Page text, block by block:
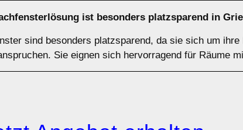
ist besonders platzsparend in
sind besonders platzsparend, da sie sich um
Sie eignen sich hervorragend für Räume